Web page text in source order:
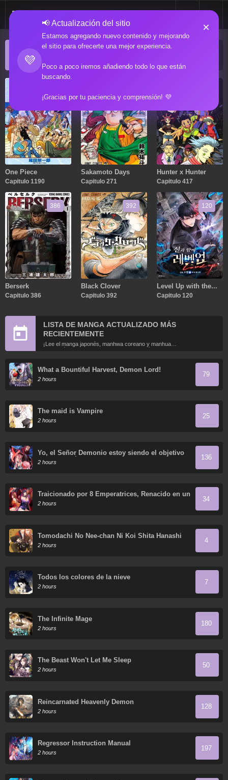
💜
📢 Actualización del sitio
Estamos agregando nuevo contenido y mejorando
el sitio para ofrecerte una mejor experiencia.
Poco a poco iremos añadiendo todo lo que están
buscando.
¡Gracias por tu paciencia y comprensión! 💜
×
ACTUALIZACIONES POPULARES
One Piece
Capitulo 1190
Sakamoto Days
Capitulo 271
Hunter x Hunter
Capitulo 417
386
Berserk
Capitulo 386
392
Black Clover
Capitulo 392
120
Level Up with the
Gods
Capitulo 120
LISTA DE MANGA ACTUALIZADO MÁS
RECIENTEMENTE
¡Lee el manga japonés, manhwa coreano y manhua
chino más recientemente actualizados en línea gratis!
What a Bountiful Harvest, Demon Lord!
2 hours
79
The maid is Vampire
2 hours
25
Yo, el Señor Demonio estoy siendo el objetivo
de mis discípulas
2 hours
136
Traicionado por 8 Emperatrices, Renacido en un
Arrepentimiento que Desgarra las Entrañas
2 hours
34
Tomodachi No Nee-chan Ni Koi Shita Hanashi
2 hours
4
Todos los colores de la nieve
2 hours
7
The Infinite Mage
2 hours
180
The Beast Won't Let Me Sleep
2 hours
50
Reincarnated Heavenly Demon
2 hours
128
Regressor Instruction Manual
2 hours
197